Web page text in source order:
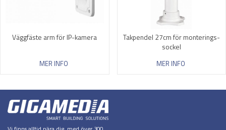
Väggfäste arm för IP-kamera
MER INFO
Takpendel 27cm för monterings-
sockel
MER INFO